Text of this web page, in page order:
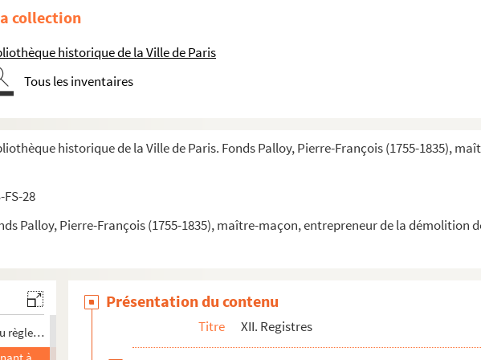
collection
historique de la Ville de Paris
Tous les inventaires
historique de la Ville de Paris. Fonds Palloy, Pierre-François (1755-1835),
FS-28
Palloy, Pierre-François (1755-1835), maître-maçon, entrepreneur de la démolition
lettre adressée à Palloy par Mme la marquise de Mirbeau
lettre adressée à Palloy par Chevallot, lieutenant-colonel
de Paris. Lettre d'accompagnement des représentants de Palloy. Signé Palloy
et objets composant le détail de la Bastille
département de Paris. Discours des représentants de Palloy présentant au département de
patriotiques chantés chez le patriote Palloy le mardi 28 juin 1791, au repas qu'il donna au...
à Monsieur Palloy pour le jour de sa fête
des dépenses faites pour la translation des cendres de Voltaire sur l'ancienne forme ?? de l...
règlement du mémoire de M. L'Ecluse à quoi a passé le sieur Clément et Tirel sauf le recours...
Présentation du contenu
Titre XII. Registres